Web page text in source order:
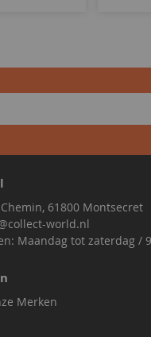
61800 Montsecret
world.nl
Maandag tot zaterdag /
Merken